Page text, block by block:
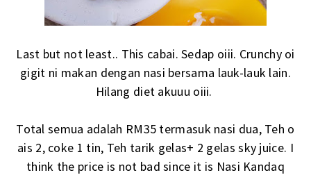
Last but not least.. This cabai. Sedap oiii. Crunchy oi
gigit ni makan dengan nasi bersama lauk-lauk lain.
Hilang diet akuuu oiii.
Total semua adalah RM35 termasuk nasi dua, Teh o
ais 2, coke 1 tin, Teh tarik gelas+ 2 gelas sky juice. I
think the price is not bad since it is Nasi Kandaq